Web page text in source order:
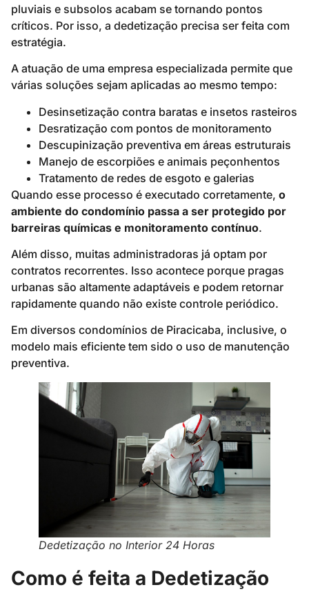
pluviais e subsolos acabam se tornando pontos
críticos. Por isso, a dedetização precisa ser feita com
estratégia.
A atuação de uma empresa especializada permite que
várias soluções sejam aplicadas ao mesmo tempo:
Desinsetização contra baratas e insetos rasteiros
Desratização com pontos de monitoramento
Descupinização preventiva em áreas estruturais
Manejo de escorpiões e animais peçonhentos
Tratamento de redes de esgoto e galerias
Quando esse processo é executado corretamente, o
ambiente do condomínio passa a ser protegido por
barreiras químicas e monitoramento contínuo.
Além disso, muitas administradoras já optam por
contratos recorrentes. Isso acontece porque pragas
urbanas são altamente adaptáveis e podem retornar
rapidamente quando não existe controle periódico.
Em diversos condomínios de Piracicaba, inclusive, o
modelo mais eficiente tem sido o uso de manutenção
preventiva.
Dedetização no Interior 24 Horas
Como é feita a Dedetização